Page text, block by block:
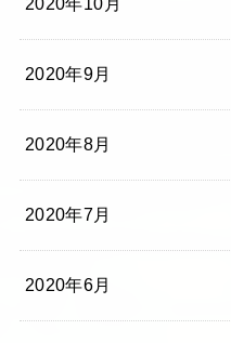
2020年9月
2020年8月
2020年7月
2020年6月